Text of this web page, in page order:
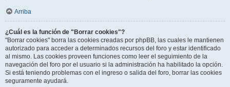
Arriba
¿Cuál es la función de "Borrar cookies"?
"Borrar cookies" borra las cookies creadas por phpBB, las cuales le mantienen
autorizado para acceder a determinados recursos del foro y estar identificado
al mismo. Las cookies proveen funciones como leer el seguimiento de la
navegación del foro por el usuario si la administración ha habilitado la opción.
Si está teniendo problemas con el ingreso o salida del foro, borrar las cookies
seguramente ayudará.